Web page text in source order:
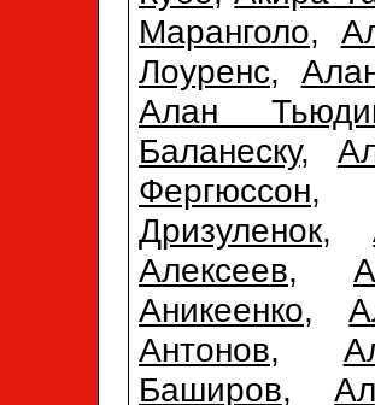
Маранголо,
Лоуренс,
Алан
Баланеску,
Фергюссон
Дризуленок,
Алексеев,
Аникеенко,
Антонов,
Баширов,